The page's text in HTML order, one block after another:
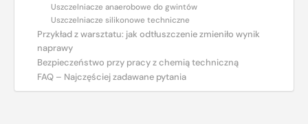
Uszczelniacze anaerobowe do gwintów
Uszczelniacze silikonowe techniczne
Przykład z warsztatu: jak odtłuszczenie zmieniło wynik
naprawy
Bezpieczeństwo przy pracy z chemią techniczną
FAQ – Najczęściej zadawane pytania